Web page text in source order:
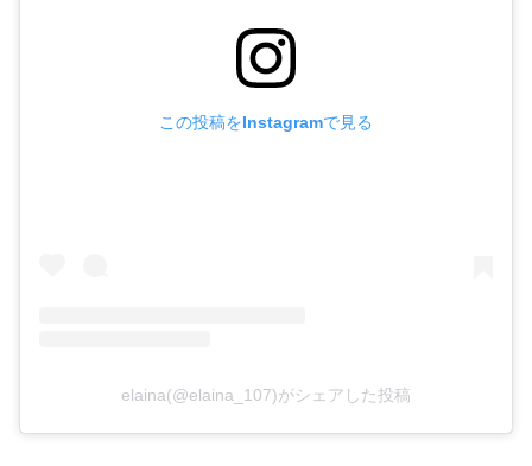
この投稿をInstagramで見る
elaina(@elaina_107)がシェアした投稿